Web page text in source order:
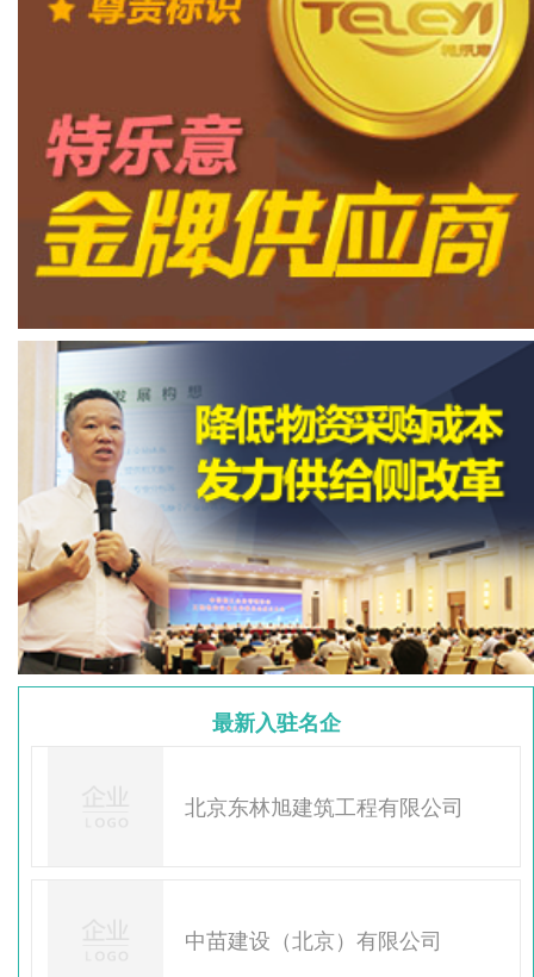
最新入驻名企
北京东林旭建筑工程有限公司
中苗建设（北京）有限公司